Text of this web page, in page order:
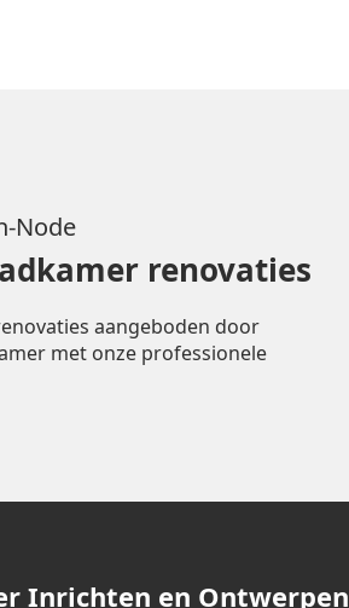
Node
renovaties
aangeboden door
met onze professionele
Inrichten en Ontwerpen